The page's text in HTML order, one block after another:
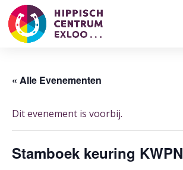
« Alle Evenementen
Dit evenement is voorbij.
Stamboek keuring KWPN